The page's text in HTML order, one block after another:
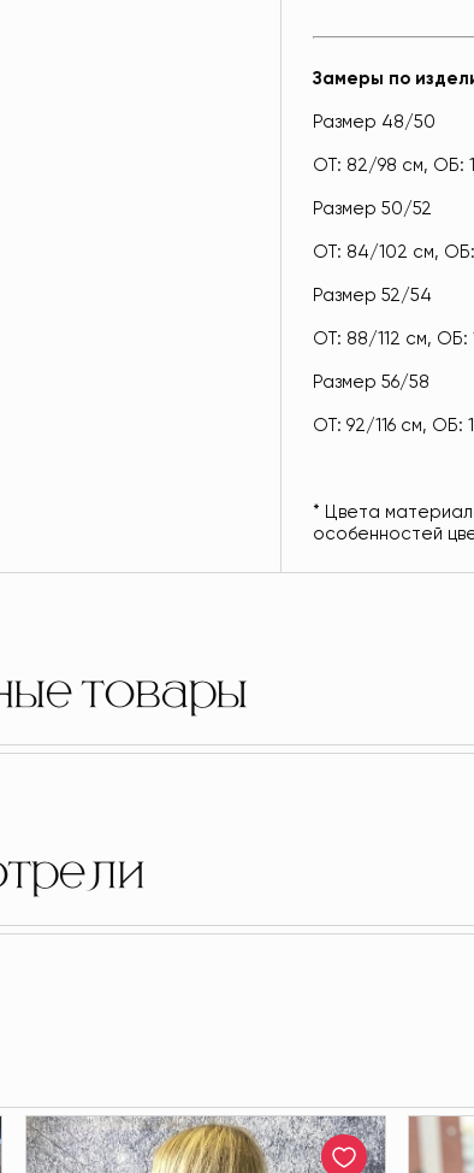
Замеры по
Размер 48/50
ОТ: 82/98 см, ОБ:
Размер 50/52
ОТ: 84/102 см, ОБ:
Размер 52/54
ОТ: 88/112 см, ОБ:
Размер 56/58
ОТ: 92/116 см, ОБ:
* Цвета
особенностей
товары